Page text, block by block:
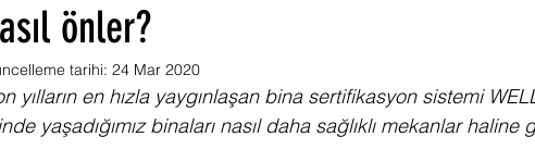
İzi WELL Sertifikası
LEED Danışmanlığı WELL Eğitimi SITES
önler?
tarihi: 24 Mar 2020
yılların en hızla yaygınlaşan bina sertifikasyon sistemi
yaşadığımız binaları nasıl daha sağlıklı mekanlar haline